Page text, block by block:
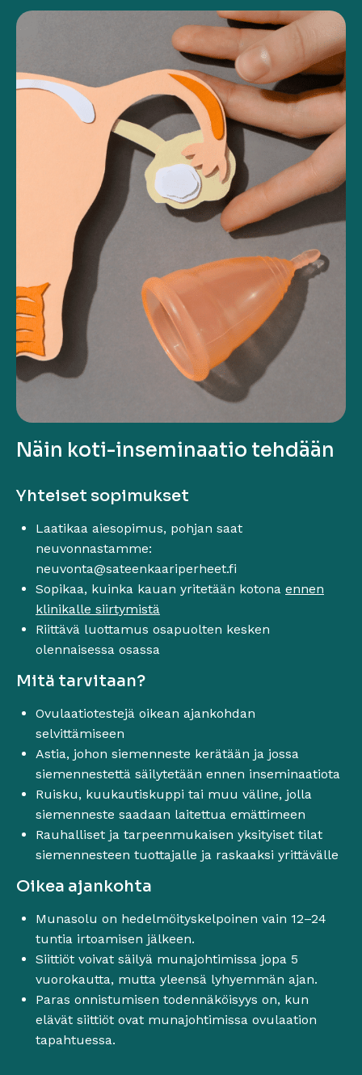
Näin koti-inseminaatio tehdään
Yhteiset sopimukset
Laatikaa aiesopimus, pohjan saat
neuvonnastamme:
neuvonta@sateenkaariperheet.fi
Sopikaa, kuinka kauan yritetään kotona ennen
klinikalle siirtymistä
Riittävä luottamus osapuolten kesken
olennaisessa osassa
Mitä tarvitaan?
Ovulaatiotestejä oikean ajankohdan
selvittämiseen
Astia, johon siemenneste kerätään ja jossa
siemennestettä säilytetään ennen inseminaatiota
Ruisku, kuukautiskuppi tai muu väline, jolla
siemenneste saadaan laitettua emättimeen
Rauhalliset ja tarpeenmukaisen yksityiset tilat
siemennesteen tuottajalle ja raskaaksi yrittävälle
Oikea ajankohta
Munasolu on hedelmöityskelpoinen vain 12–24
tuntia irtoamisen jälkeen.
Siittiöt voivat säilyä munajohtimissa jopa 5
vuorokautta, mutta yleensä lyhyemmän ajan.
Paras onnistumisen todennäköisyys on, kun
elävät siittiöt ovat munajohtimissa ovulaation
tapahtuessa.